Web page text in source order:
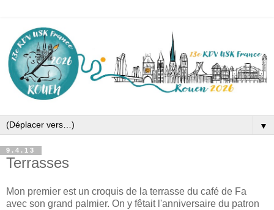
▼
9.4.13
Terrasses
Mon premier est un croquis de la terrasse du café de Fa
avec son grand palmier. On y fêtait l'anniversaire du patron